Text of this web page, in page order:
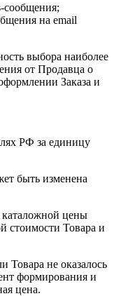
сообщения;
на email
выбора наиболее
от Продавца о
Заказа и
РФ за единицу
быть изменена
каталожной цены
стоимости Товара и
Товара не оказалось
формирования и
цена.